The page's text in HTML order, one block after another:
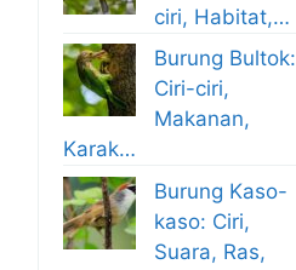
ciri, Habitat,…
Burung Bultok:
Ciri-ciri,
Makanan,
Karak…
Burung Kaso-
kaso: Ciri,
Suara, Ras,